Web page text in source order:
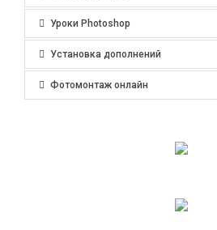
Уроки Photoshop
Установка дополнений
Фотомонтаж онлайн